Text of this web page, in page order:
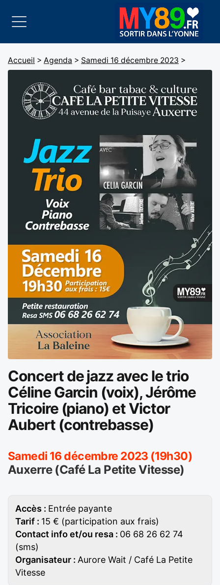
Accueil > Agenda > Samedi 16 décembre 2023 >
Concert de jazz avec le trio
Céline Garcin (voix), Jérôme
Tricoire (piano) et Victor
Aubert (contrebasse)
Samedi 16 décembre 2023 (19h30)
Auxerre (Café La Petite Vitesse)
Accès : Entrée payante
Tarif : 15 € (participation aux frais)
Contact info et/ou resa : 06 68 26 62 74
(sms)
Organisateur : Aurore Wait / Café La Petite
Vitesse